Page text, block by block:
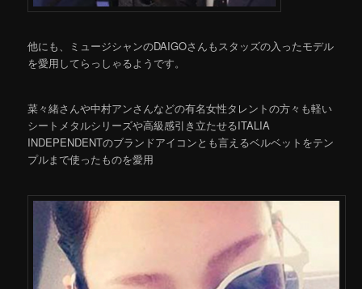
他にも、ミュージシャンのDAIGOさんもスタッズの入ったモデル
を愛用してらっしゃるようです。
菜々緒さんや中村アンさんなどの有名女性タレントの方々も軽い
シートメタルシリーズや高級感引き立たせるITALIA
INDEPENDENTのブランドアイコンとも言えるベルベットをテン
プルまで使ったものを愛用